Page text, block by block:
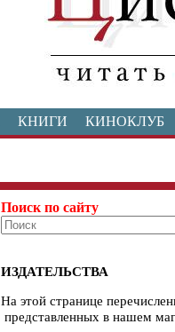
КНИГИ КИНОКЛУБ
Поиск по сайту
ИЗДАТЕЛЬСТВА
На этой странице
представленных в нашем